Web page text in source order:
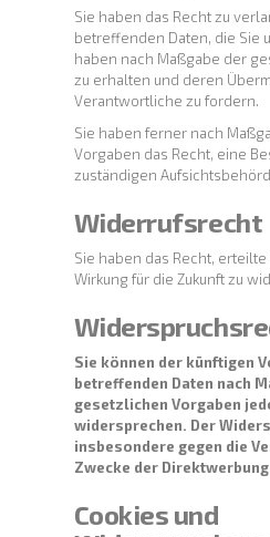
Sie haben das Recht zu
betreffenden Daten, die Sie
haben nach Maßgabe der
zu erhalten und deren
Verantwortliche zu fordern.
Sie haben ferner nach
Vorgaben das Recht, eine
zuständigen
Widerrufsrecht
Sie haben das Recht,
Wirkung für die Zukunft zu
Sie können der künftigen
betreffenden Daten nach
gesetzlichen Vorgaben
widersprechen. Der
insbesondere gegen die
Zwecke der
Cookies und